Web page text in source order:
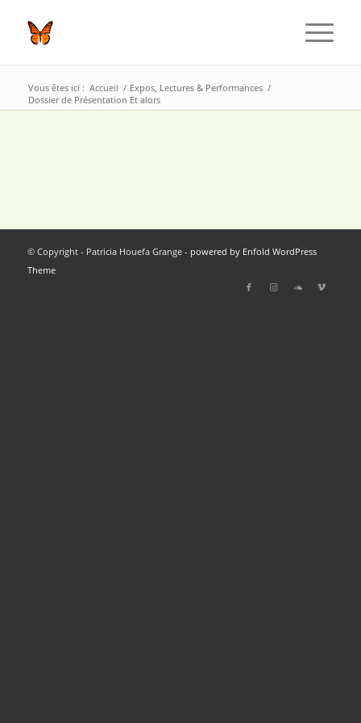
Vous êtes ici : Accueil / Expos, Lectures & Performances /
Dossier de Présentation Et alors
© Copyright - Patricia Houefa Grange - powered by Enfold WordPress
Theme